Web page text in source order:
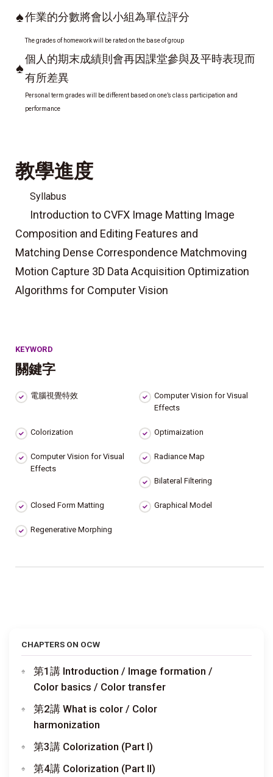
♠作業的分數將會以小組為單位評分
The grades of homework will be rated on the base of group
♠
個人的期末成績則會再因課堂參與及平時表現而
有所差異
Personal term grades will be different based on one’s class participation and
performance
教學進度
Syllabus
Introduction to CVFX Image Matting Image
Composition and Editing Features and
Matching Dense Correspondence Matchmoving
Motion Capture 3D Data Acquisition Optimization
Algorithms for Computer Vision
KEYWORD
關鍵字
電腦視覺特效
Computer Vision for Visual
Effects
Colorization Optimaization
Computer Vision for Visual
Effects
Radiance Map
Bilateral Filtering
Closed Form Matting Graphical Model
Regenerative Morphing
CHAPTERS ON OCW
第1講 Introduction / Image formation /
Color basics / Color transfer
第2講 What is color / Color
harmonization
第3講 Colorization (Part I)
第4講 Colorization (Part II)